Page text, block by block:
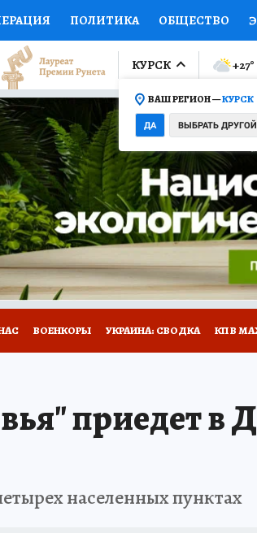
ПОЛИТИКА ОБЩЕСТВО
СПОРТ КОЛУМНИСТЫ
ФИНАНСЫ ОТКРЫВАЕМ МИР
НА СПОРТ ПРОМОКОДЫ
ТЕЛЕВИЗОР КОЛЛЕКЦИИ
НОВОЕ НА САЙТЕ
КУРСК
ВАШ РЕГИОН —КУРСК
ДА ВЫБРАТЬ ДРУГОЙ
+27°
ВОЕНКОРЫ УКРАИНА: СВОДКА КП В
приедет
населенных пунктах